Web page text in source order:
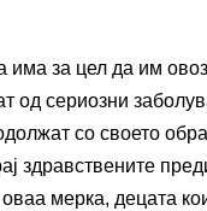
има за цел да им
од сериозни
со своето
здравствените
мерка, децата